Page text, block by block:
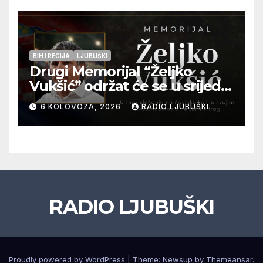
BIH I REGIJA LJUBUŠKI
Drugi Memorijal “Željko
Vukšić” održat će se u srijedu
12. kolovoza u Otoku
6 KOLOVOZA, 2026 RADIO LJUBUŠKI
RADIO LJUBUŠKI
Proudly powered by WordPress Theme: Newsup by Themeansar.